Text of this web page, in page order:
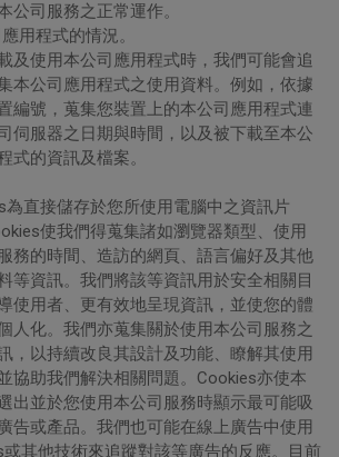
公司服務之正常運作。
用程式的情況。
及使用本公司應用程式時，我們可能會追
本公司應用程式之使用資料。例如，依據
編號，蒐集您裝置上的本公司應用程式連
伺服器之日期與時間，以及被下載至本公
式的資訊及檔案。
為直接儲存於您所使用電腦中之資訊片
使我們得蒐集諸如瀏覽器類型、使用
務的時間、造訪的網頁、語言偏好及其他
等資訊。我們將該等資訊用於安全相關目
使用者、更有效地呈現資訊，並使您的體
人化。我們亦蒐集關於使用本公司服務之
，以持續改良其設計及功能、瞭解其使用
協助我們解決相關問題。Cookies亦使本
出並於您使用本公司服務時顯示最可能吸
告或產品。我們也可能在線上廣告中使用
其他技術來追蹤對該等廣告的反應。目前